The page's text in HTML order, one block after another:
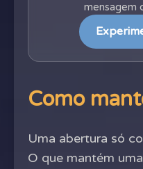
mensagem
Como
Uma abertura só
O que mantém